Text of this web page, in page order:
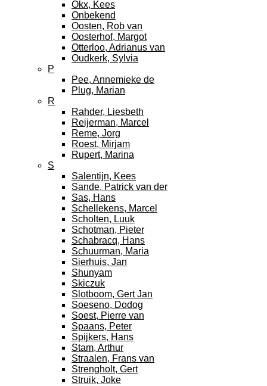
Okx, Kees
Onbekend
Oosten, Rob van
Oosterhof, Margot
Otterloo, Adrianus van
Oudkerk, Sylvia
P
Pee, Annemieke de
Plug, Marian
R
Rahder, Liesbeth
Reijerman, Marcel
Reme, Jorg
Roest, Mirjam
Rupert, Marina
S
Salentijn, Kees
Sande, Patrick van der
Sas, Hans
Schellekens, Marcel
Scholten, Luuk
Schotman, Pieter
Schabracq, Hans
Schuurman, Maria
Sierhuis, Jan
Shunyam
Skiczuk
Slotboom, Gert Jan
Soeseno, Dodog
Soest, Pierre van
Spaans, Peter
Spijkers, Hans
Stam, Arthur
Straalen, Frans van
Strengholt, Gert
Struik, Joke